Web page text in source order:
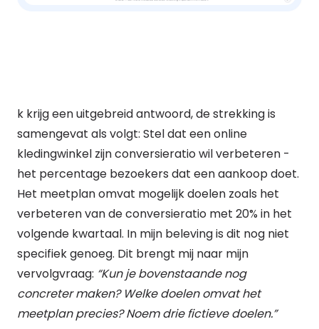
k krijg een uitgebreid antwoord, de strekking is
samengevat als volgt: Stel dat een online
kledingwinkel zijn conversieratio wil verbeteren -
het percentage bezoekers dat een aankoop doet.
Het meetplan omvat mogelijk doelen zoals het
verbeteren van de conversieratio met 20% in het
volgende kwartaal. In mijn beleving is dit nog niet
specifiek genoeg. Dit brengt mij naar mijn
vervolgvraag: “Kun je bovenstaande nog
concreter maken? Welke doelen omvat het
meetplan precies? Noem drie fictieve doelen.”